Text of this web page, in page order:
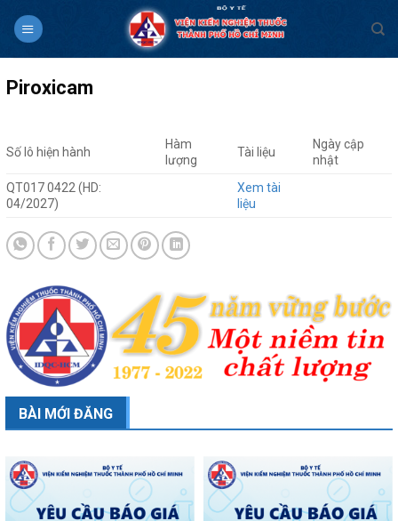
Piroxicam
Số lô hiện hành
Hàm
lượng
Tài liệu
Ngày cập
nhật
QT017 0422 (HD:
04/2027)
Xem tài
liệu
BÀI MỚI ĐĂNG